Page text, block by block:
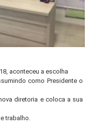
aconteceu a escolha
como Presidente o
diretoria e coloca a sua
trabalho.